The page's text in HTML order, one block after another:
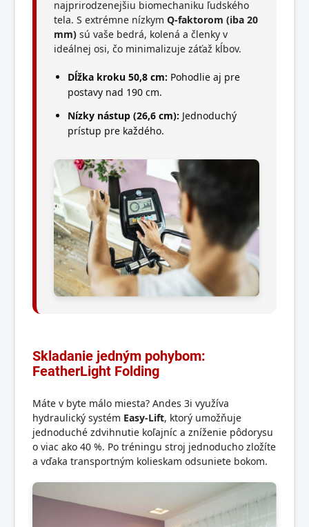
najprirodzenejšiu biomechaniku ľudského
tela. S extrémne nízkym Q-faktorom (iba 20
mm) sú vaše bedrá, kolená a členky v
ideálnej osi, čo minimalizuje záťaž kĺbov.
Dĺžka kroku 50,8 cm: Pohodlie aj pre
postavy nad 190 cm.
Nízky nástup (26,6 cm): Jednoduchý
prístup pre každého.
Skladanie jedným pohybom:
FeatherLight Folding
Máte v byte málo miesta? Andes 3i využíva
hydraulický systém Easy-Lift, ktorý umožňuje
jednoduché zdvihnutie koľajníc a zníženie pôdorysu
o viac ako 40 %. Po tréningu stroj jednoducho zložíte
a vďaka transportným kolieskam odsuniete bokom.